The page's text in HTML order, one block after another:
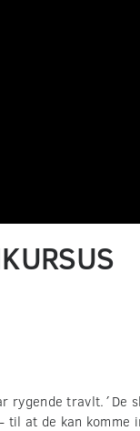
rygende
at de kan komme